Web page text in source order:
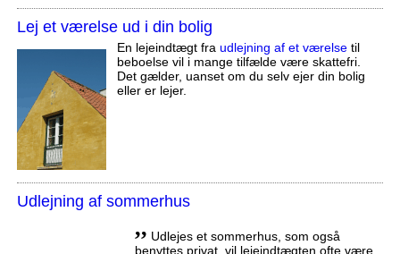
Lej et værelse ud i din bolig
En lejeindtægt fra udlejning af et værelsetil
beboelse vil i mange tilfælde være skattefri.
Det gælder, uanset om du selv ejer din bolig
eller er lejer.
Udlejning af sommerhus
,, Udlejes et sommerhus, som også
benyttes privat, vil lejeindtægten ofte være